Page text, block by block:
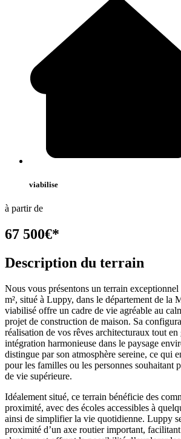
viabilise
à partir de
67 500€*
Description du terrain
Nous vous présentons un terrain exceptionnel
m², situé à Luppy, dans le département de la
viabilisé offre un cadre de vie agréable au
projet de construction de maison. Sa
réalisation de vos rêves architecturaux tout en
intégration harmonieuse dans le paysage
distingue par son atmosphère sereine, ce qui
pour les familles ou les personnes souhaitant
de vie supérieure.
Idéalement situé, ce terrain bénéficie des
proximité, avec des écoles accessibles à
ainsi de simplifier la vie quotidienne. Luppy
proximité d’un axe routier important,